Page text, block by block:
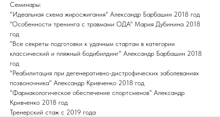
Семинары:
"Идеальная схема жиросжигания" Александр Барбашин 2018 год
"Особенности тренинга с травмами ОДА" Мария Дубинина 2018
год
"Все секреты подготовки к удачным стартам в категории
классический и пляжный бодибилдинг" Александр Барбашин 2018
год
"Реабилитация при дегенеративно-дистрофических заболеваниях
позвоночника" Александр Кривченко 2018 год
"Фармакологическое обеспечение спортсменов" Александр
Кривченко 2018 год
Тренерский стаж с 2019 года